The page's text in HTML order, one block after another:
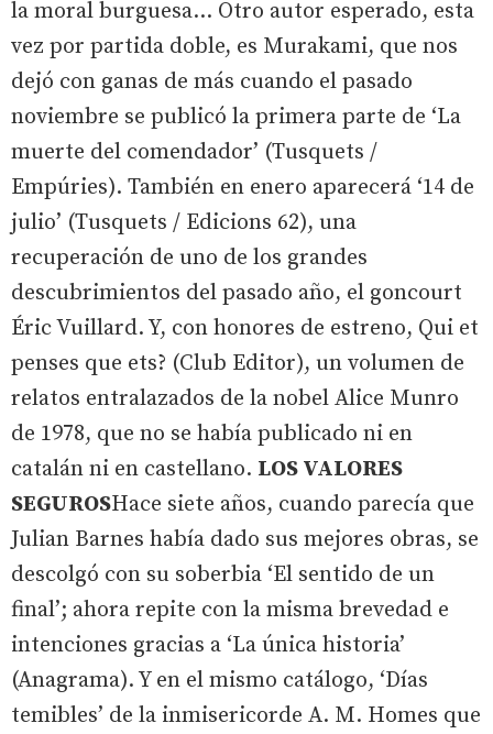
la moral burguesa… Otro autor esperado, esta
vez por partida doble, es Murakami, que nos
dejó con ganas de más cuando el pasado
noviembre se publicó la primera parte de ‘La
muerte del comendador’ (Tusquets /
Empúries). También en enero aparecerá ‘14 de
julio’ (Tusquets / Edicions 62), una
recuperación de uno de los grandes
descubrimientos del pasado año, el goncourt
Éric Vuillard. Y, con honores de estreno, Qui et
penses que ets? (Club Editor), un volumen de
relatos entralazados de la nobel Alice Munro
de 1978, que no se había publicado ni en
catalán ni en castellano. LOS VALORES
SEGUROSHace siete años, cuando parecía que
Julian Barnes había dado sus mejores obras, se
descolgó con su soberbia ‘El sentido de un
final’; ahora repite con la misma brevedad e
intenciones gracias a ‘La única historia’
(Anagrama). Y en el mismo catálogo, ‘Días
temibles’ de la inmisericorde A. M. Homes que